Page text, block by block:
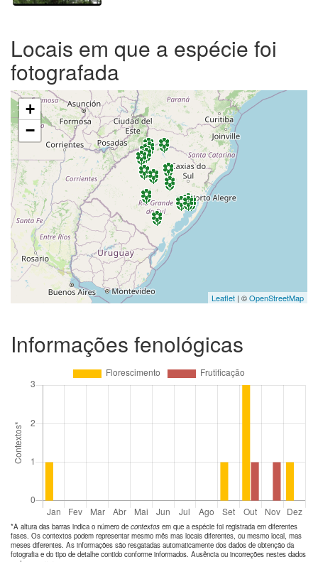
Locais em que a espécie foi
fotografada
+
−
Leaflet | ©OpenStreetMap
Informações fenológicas
*A altura das barras indica o número de contextos em que a espécie foi registrada em diferentes
fases. Os contextos podem representar mesmo mês mas locais diferentes, ou mesmo local, mas
meses diferentes. As informações são resgatadas automaticamente dos dados de obtenção da
fotografia e do tipo de detalhe contido conforme informados. Ausência ou incorreções nestes dados